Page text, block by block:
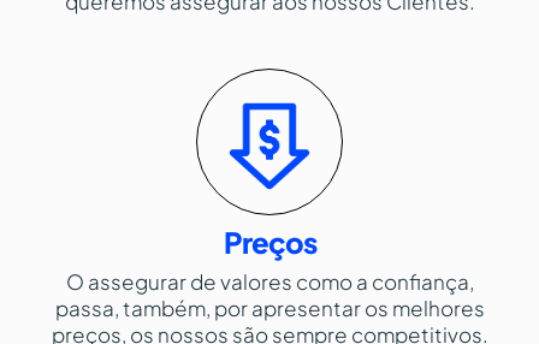
Preços
O assegurar de valores como a confiança,
passa, também, por apresentar os melhores
preços, os nossos são sempre competitivos.